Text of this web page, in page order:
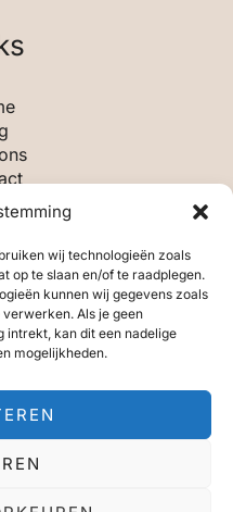
wij technologieën zoals
op te slaan en/of te raadplegen.
kunnen wij gegevens zoals
Als je geen
intrekt, kan dit een nadelige
mogelijkheden.
& Tools
Burokracht